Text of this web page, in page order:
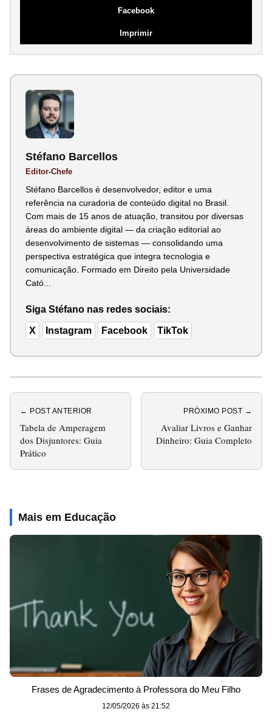
Facebook
Imprimir
Stéfano Barcellos
Editor-Chefe
Stéfano Barcellos é desenvolvedor, editor e uma
referência na curadoria de conteúdo digital no Brasil.
Com mais de 15 anos de atuação, transitou por diversas
áreas do ambiente digital — da criação editorial ao
desenvolvimento de sistemas — consolidando uma
perspectiva estratégica que integra tecnologia e
comunicação. Formado em Direito pela Universidade
Cató...
Siga Stéfano nas redes sociais:
X Instagram Facebook TikTok
← POST ANTERIOR
Tabela de Amperagem
dos Disjuntores: Guia
Prático
PRÓXIMO POST →
Avaliar Livros e Ganhar
Dinheiro: Guia Completo
Mais em Educação
Frases de Agradecimento à Professora do Meu Filho
12/05/2026 às 21:52